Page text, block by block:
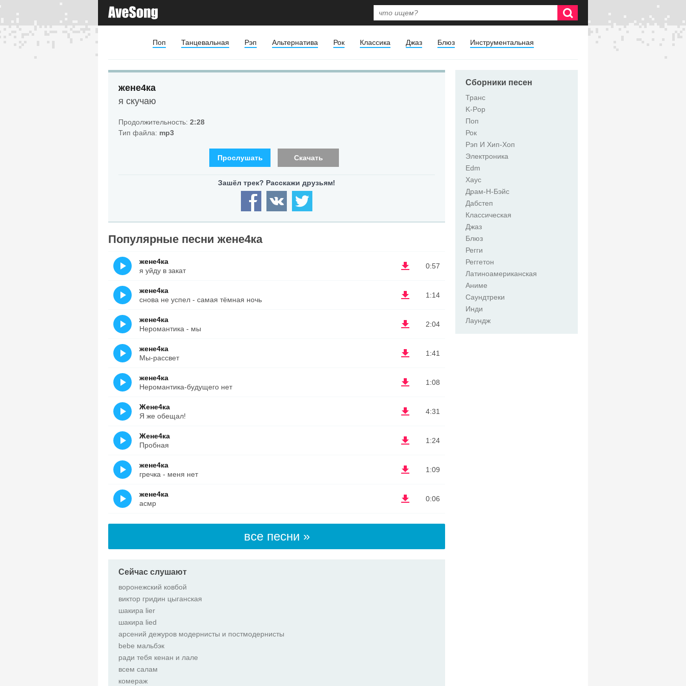
Поп Танцевальная Рэп Альтернатива Рок Классика Джаз Блюз Инструментальная
жене4ка
я скучаю
Продолжительность: 2:28
Тип файла: mp3
Прослушать Скачать
Популярные песни жене4ка
0:57
жене4ка
я уйду в закат
1:14
жене4ка
снова не успел - самая тёмная ночь
2:04
жене4ка
Неромантика - мы
1:41
жене4ка
Мы-рассвет
1:08
жене4ка
Неромантика-будущего нет
4:31
Жене4ка
Я же обещал!
1:24
Жене4ка
Пробная
1:09
жене4ка
гречка - меня нет
0:06
жене4ка
асмр
все песни »
Сейчас слушают
воронежский ковбой
виктор гридин цыганская
шакира lier
шакира lied
арсений дежуров модернисты и постмодернисты
bebe мальбэк
ради тебя кенан и лале
всем салам
комераж
Сборники песен
Транс
K-Pop
Поп
Рок
Рэп И Хип-Хоп
Электроника
Edm
Хаус
Драм-Н-Бэйс
Дабстеп
Классическая
Джаз
Блюз
Регги
Реггетон
Латиноамериканская
Аниме
Саундтреки
Инди
Лаундж